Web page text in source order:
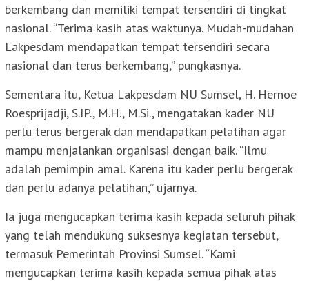
berkembang dan memiliki tempat tersendiri di tingkat
nasional. “Terima kasih atas waktunya. Mudah-mudahan
Lakpesdam mendapatkan tempat tersendiri secara
nasional dan terus berkembang,” pungkasnya.
Sementara itu, Ketua Lakpesdam NU Sumsel, H. Hernoe
Roesprijadji, S.IP., M.H., M.Si., mengatakan kader NU
perlu terus bergerak dan mendapatkan pelatihan agar
mampu menjalankan organisasi dengan baik. “Ilmu
adalah pemimpin amal. Karena itu kader perlu bergerak
dan perlu adanya pelatihan,” ujarnya.
Ia juga mengucapkan terima kasih kepada seluruh pihak
yang telah mendukung suksesnya kegiatan tersebut,
termasuk Pemerintah Provinsi Sumsel. “Kami
mengucapkan terima kasih kepada semua pihak atas